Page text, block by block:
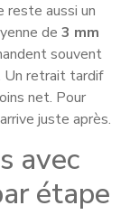
reste aussi un
de 3 mm
souvent
Un retrait tardif
net. Pour
juste après.
avec
étape